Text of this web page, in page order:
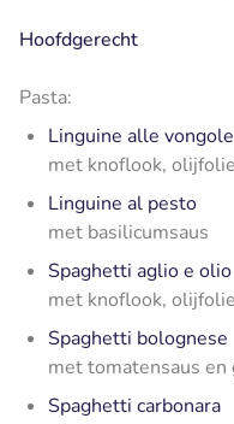
Hoofdgerecht
Pasta:
Linguine alle vongole
met knoflook,
Linguine al pesto
met basilicumsaus
Spaghetti aglio e olio
met knoflook,
Spaghetti bolognese
met tomatensaus en
Spaghetti carbonara